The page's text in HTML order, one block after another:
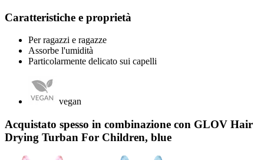
Caratteristiche e proprietà
Per ragazzi e ragazze
Assorbe l'umidità
Particolarmente delicato sui capelli
vegan
Acquistato spesso in combinazione con GLOV Hair
Drying Turban For Children, blue